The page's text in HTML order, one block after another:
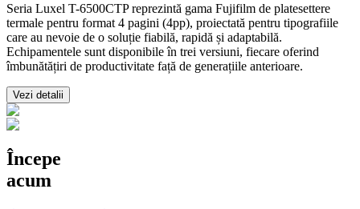
Seria Luxel T-6500CTP reprezintă gama Fujifilm de platesettere
termale pentru format 4 pagini (4pp), proiectată pentru tipografiile
care au nevoie de o soluție fiabilă, rapidă și adaptabilă.
Echipamentele sunt disponibile în trei versiuni, fiecare oferind
îmbunătățiri de productivitate față de generațiile anterioare.
Vezi detalii
Începe
acum